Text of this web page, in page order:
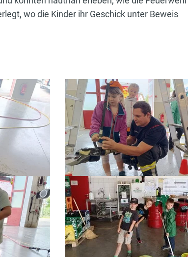
wo die Kinder ihr Geschick unter Beweis